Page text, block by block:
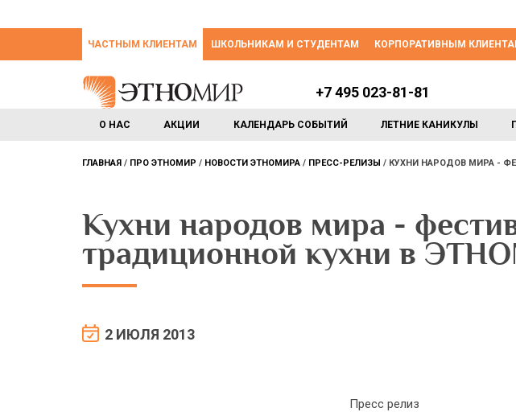
ЧАСТНЫМ КЛИЕНТАМ ШКОЛЬНИКАМ И СТУДЕНТАМ КОРПОРАТИВНЫМ
О НАС АКЦИИ КАЛЕНДАРЬ СОБЫТИЙ ЛЕТНИЕ КАНИКУЛЫ
+7 495 023-81-81
ГЛАВНАЯ ПРО ЭТНОМИР НОВОСТИ ЭТНОМИРА ПРЕСС-РЕЛИЗЫ КУХНИ НАРОДОВ МИРА -
Кухни народов мира -
традиционной кухни в
2 ИЮЛЯ 2013
Пресс релиз